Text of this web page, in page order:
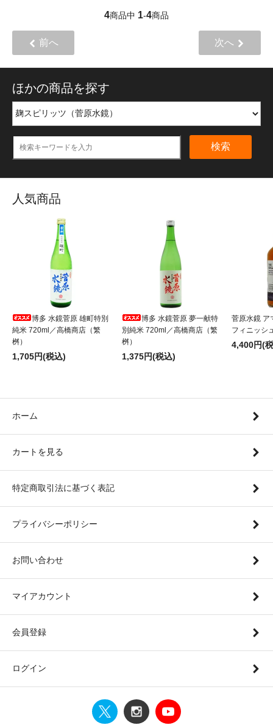
4商品中 1-4商品
前へ 次へ
ほかの商品を探す
検索
人気商品
博多 水鏡菅原 雄町特別
純米 720ml／高橋商店（繁
桝）
1,705円(税込)
博多 水鏡菅原 夢一献特
別純米 720ml／高橋商店（繁
桝）
1,375円(税込)
菅原水鏡 ア
フィニッシ
4,400円(
ホーム
カートを見る
特定商取引法に基づく表記
プライバシーポリシー
お問い合わせ
マイアカウント
会員登録
ログイン